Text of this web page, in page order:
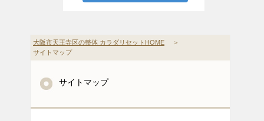
大阪市天王寺区の整体 カラダリセットHOME ＞
サイトマップ
サイトマップ